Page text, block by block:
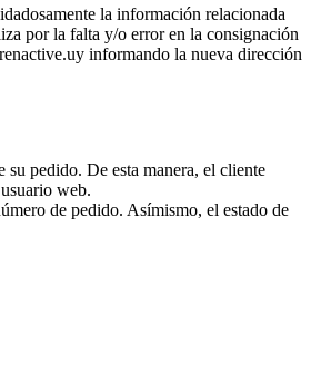
la información relacionada
por la falta y/o error en la consignación
informando la nueva dirección
pedido. De esta manera, el cliente
web.
de pedido. Asímismo, el estado de